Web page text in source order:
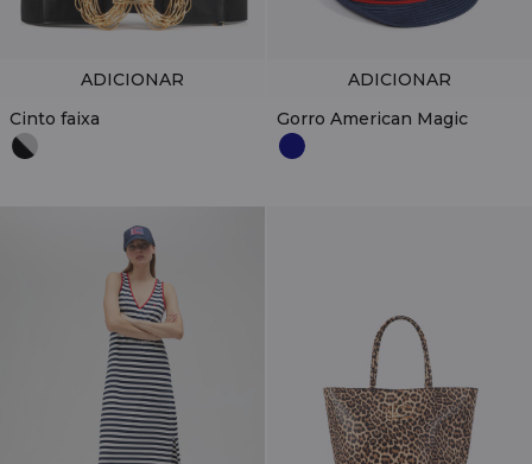
Cinto faixa
ADICIONAR
Gorro American Magic
ADICIONAR